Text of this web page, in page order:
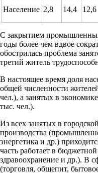
Население 2,8 14,4 12,6
С закрытием
годы более чем вдвое
обострилась проблема
третий житель
В настоящее время доля
общей численности
чел.), а занятых в
тыс. чел.).
Из всех занятых в
производства
энергети­ка и др.)
часть работает в
здравоохранение и др.). В
(торговля, общепит,